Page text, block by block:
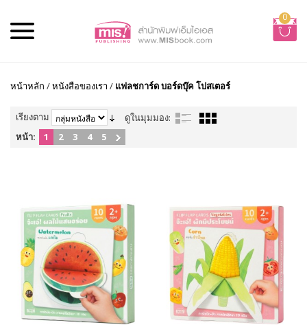
0
หน้าหลัก /หนังสือของเรา / แฟลชการ์ด บอร์ดบุ๊ค โปสเตอร์
เรียงตาม
ดูในมุมมอง:
หน้า:
1 2 3 4 5